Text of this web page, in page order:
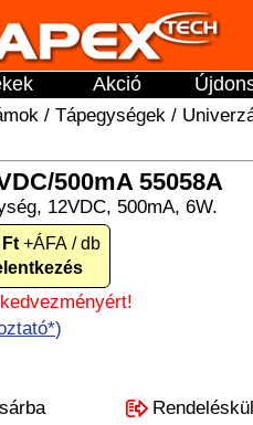
Akció
/ Tápegységek /
500mA 55058A
12VDC, 500mA, 6W.
Ft +ÁFA / db
)